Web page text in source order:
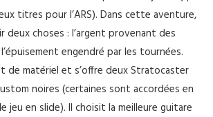
titres pour l’ARS). Dans cette aventure,
deux choses : l’argent provenant des
engendré par les tournées.
de matériel et s’offre deux Stratocaster
noires (certaines sont accordées en
jeu en slide). Il choisit la meilleure guitare